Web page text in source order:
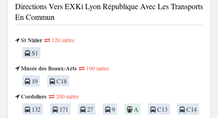
Directions Vers EXKi Lyon République Avec Les Transports
En Commun
St Nizier 120 mètre
S1
Musée des Beaux-Arts
190 mètre
19
C18
Cordeliers
200 mètre
132 171 27 9 A C13
C14